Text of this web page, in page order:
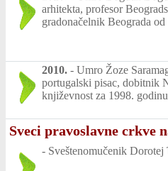
arhitekta, profesor
gradonačelnik Beograda
2010. - Umro Žoze
portugalski pisac, dobitnik
književnost za 1998.
Sveci pravoslavne crkve
- Sveštenomučenik Dorotej